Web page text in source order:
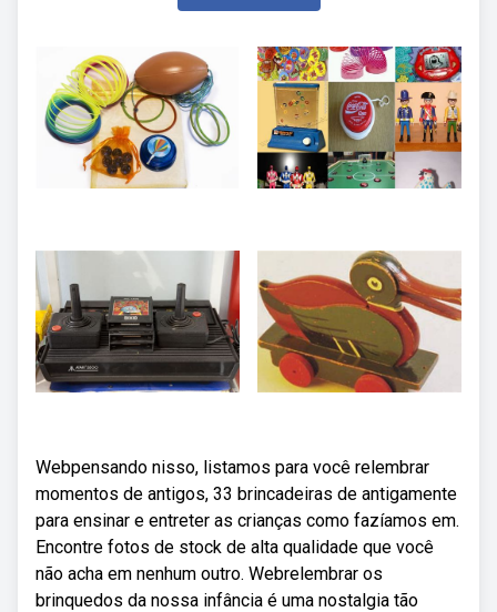
Webpensando nisso, listamos para você relembrar
momentos de antigos, 33 brincadeiras de antigamente
para ensinar e entreter as crianças como fazíamos em.
Encontre fotos de stock de alta qualidade que você
não acha em nenhum outro. Webrelembrar os
brinquedos da nossa infância é uma nostalgia tão